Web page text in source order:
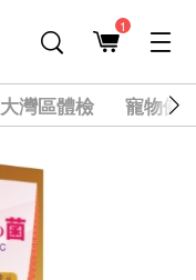
1
大灣區體檢 寵物健